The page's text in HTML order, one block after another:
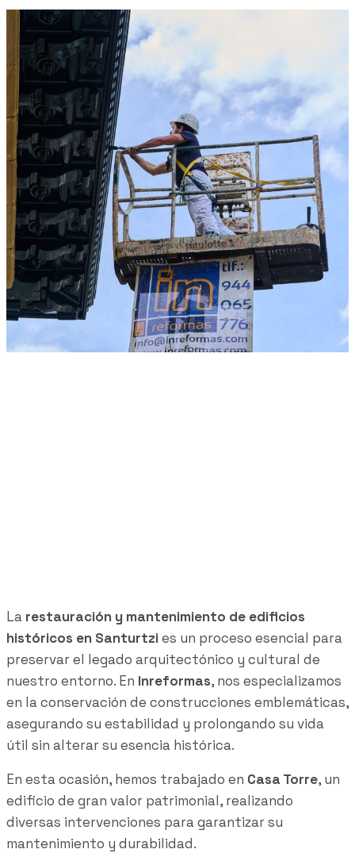
La restauración y mantenimiento de edificios
históricos en Santurtzies un proceso esencial para
preservar el legado arquitectónico y cultural de
nuestro entorno. En Inreformas, nos especializamos
en la conservación de construcciones emblemáticas,
asegurando su estabilidad y prolongando su vida
útil sin alterar su esencia histórica.
En esta ocasión, hemos trabajado en Casa Torre, un
edificio de gran valor patrimonial, realizando
diversas intervenciones para garantizar su
mantenimiento y durabilidad.